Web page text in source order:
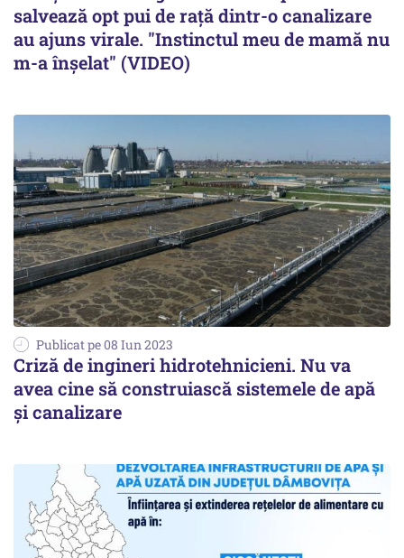
salvează opt pui de rață dintr-o canalizare
au ajuns virale. "Instinctul meu de mamă nu
m-a înșelat" (VIDEO)
Publicat pe 08 Iun 2023
Criză de ingineri hidrotehnicieni. Nu va
avea cine să construiască sistemele de apă
și canalizare